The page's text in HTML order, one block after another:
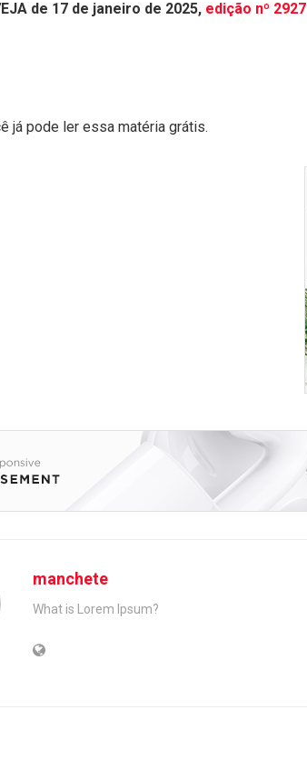
de 17 de janeiro de 2025, edição nº 2927
já pode ler essa matéria grátis.
manchete
What is Lorem Ipsum?